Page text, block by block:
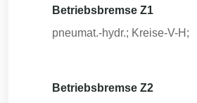
Betriebsbremse Z1
pneumat.-hydr.; Kreise-V-H;
Betriebsbremse Z2